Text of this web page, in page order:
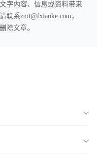
字内容、信息或资料带来
系zmt@fxiaoke.com，
除文章。